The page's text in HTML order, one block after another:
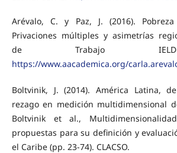
Arévalo, C. y Paz, J. (2016).
Privaciones múltiples y asimetrías
de Trabajo
https://www.aacademica.org/
Boltvinik, J. (2014). América Latina,
rezago en medición multidimensional
Boltvinik et al.,
propuestas para su definición y
el Caribe (pp. 23-74). CLACSO.